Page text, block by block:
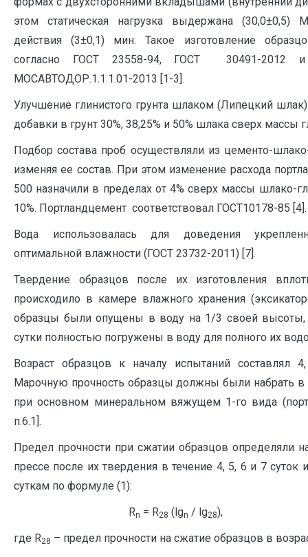
этом статическая нагрузка выдержана
действия (3±0,1) мин. Такое изготовление
согласно ГОСТ 23558-94, ГОСТ 30491-2012
МОСАВТОДОР.1.1.1.01-2013 [1-3].
Улучшение глинистого грунта шлаком (Липецкий
добавки в грунт 30%, 38,25% и 50% шлака сверх массы
Подбор состава проб осуществляли из цементо-
изменяя ее состав. При этом изменение расхода
500 назначили в пределах от 4% сверх массы шлако-
10%. Портландцемент соответствовал ГОСТ10178-85 [4].
Вода использовалась для доведения
оптимальной влажности (ГОСТ 23732-2011) [7].
Твердение образцов после их изготовления
происходило в камере влажного хранения
образцы были опущены в воду на 1/3 своей высоты,
сутки полностью погружены в воду для полного их
Возраст образцов к началу испытаний составлял
Марочную прочность образцы должны были набрать в
при основном минеральном вяжущем 1-го вида
п.6.1].
Предел прочности при сжатии образцов определяли
прессе после их твердения в течение 4, 5, 6 и 7 суток
суткам по формуле (1):
Rn = R28 (lgn / lg28),
где R28 – предел прочности на сжатие образцов в